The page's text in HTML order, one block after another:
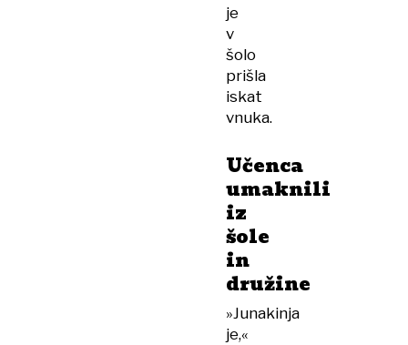
je
v
šolo
prišla
iskat
vnuka.
Učenca
umaknili
iz
šole
in
družine
»Junakinja
je,«